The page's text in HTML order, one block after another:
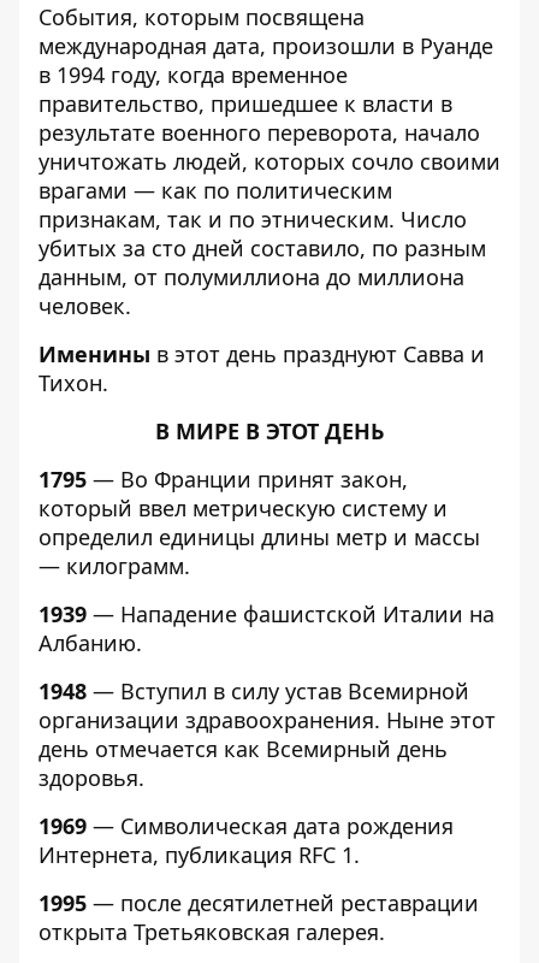
События, которым посвящена
международная дата, произошли в Руанде
в 1994 году, когда временное
правительство, пришедшее к власти в
результате военного переворота, начало
уничтожать людей, которых сочло своими
врагами — как по политическим
признакам, так и по этническим. Число
убитых за сто дней составило, по разным
данным, от полумиллиона до миллиона
человек.
Именины в этот день празднуют Савва и
Тихон.
В МИРЕ В ЭТОТ ДЕНЬ
1795 — Во Франции принят закон,
который ввел метрическую систему и
определил единицы длины метр и массы
— килограмм.
1939 — Нападение фашистской Италии на
Албанию.
1948 — Вступил в силу устав Всемирной
организации здравоохранения. Ныне этот
день отмечается как Всемирный день
здоровья.
1969 — Символическая дата рождения
Интернета, публикация RFC 1.
1995 — после десятилетней реставрации
открыта Третьяковская галерея.